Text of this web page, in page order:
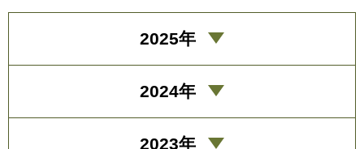
2025年
2024年
2023年